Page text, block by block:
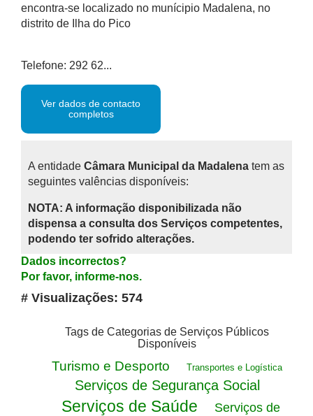
encontra-se localizado no munícipio Madalena, no
distrito de Ilha do Pico
Telefone: 292 62...
Ver dados de contacto
completos
A entidade Câmara Municipal da Madalena tem as
seguintes valências disponíveis:
NOTA: A informação disponibilizada não
dispensa a consulta dos Serviços competentes,
podendo ter sofrido alterações.
Dados incorrectos?
Por favor, informe-nos.
# Visualizações: 574
Tags de Categorias de Serviços Públicos
Disponíveis
Turismo e Desporto Transportes e Logística
Serviços de Segurança Social
Serviços de Saúde
Serviços de